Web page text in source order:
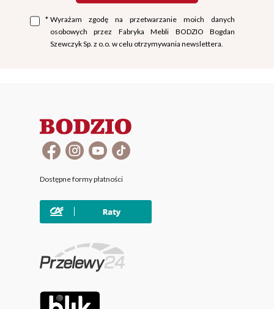
* Wyrażam zgodę na przetwarzanie moich danych
osobowych przez Fabryka Mebli BODZIO Bogdan
Szewczyk Sp. z o.o. w celu otrzymywania newslettera.
Dostępne formy płatności